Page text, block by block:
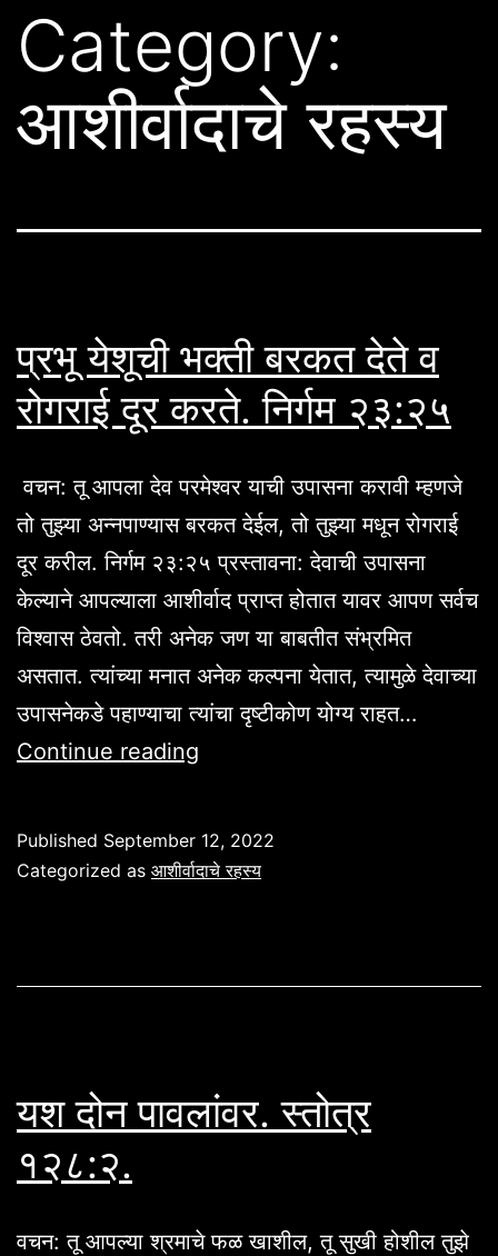
Category:
आशीर्वादाचे रहस्य
प्रभू येशूची भक्ती बरकत देते व
रोगराई दूर करते. निर्गम २३:२५
वचन: तू आपला देव परमेश्वर याची उपासना करावी म्हणजे
तो तुझ्या अन्नपाण्यास बरकत देईल, तो तुझ्या मधून रोगराई
दूर करील. निर्गम २३:२५ प्रस्तावना: देवाची उपासना
केल्याने आपल्याला आशीर्वाद प्राप्त होतात यावर आपण सर्वच
विश्वास ठेवतो. तरी अनेक जण या बाबतीत संभ्रमित
असतात. त्यांच्या मनात अनेक कल्पना येतात, त्यामुळे देवाच्या
उपासनेकडे पहाण्याचा त्यांचा दृष्टीकोण योग्य राहत…
Continue reading
बरकत
निर्गम
२३:२५
Published September 12, 2022
Categorized as आशीर्वादाचे रहस्य
यश दोन पावलांवर. स्तोत्र
१२८:२.
वचन: तू आपल्या श्रमाचे फळ खाशील, तू सुखी होशील तुझे